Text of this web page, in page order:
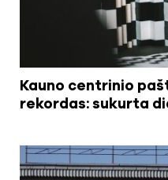
Kauno centrinio
rekordas: sukurta